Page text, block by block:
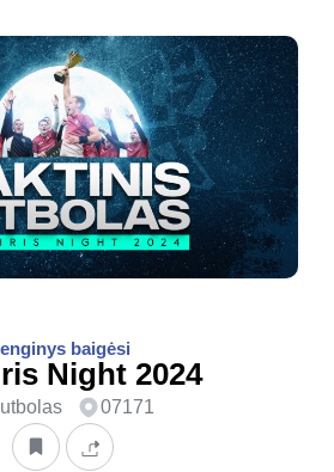
baigėsi
Night 2024
07171